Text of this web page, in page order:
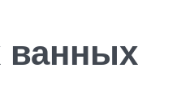
ванных